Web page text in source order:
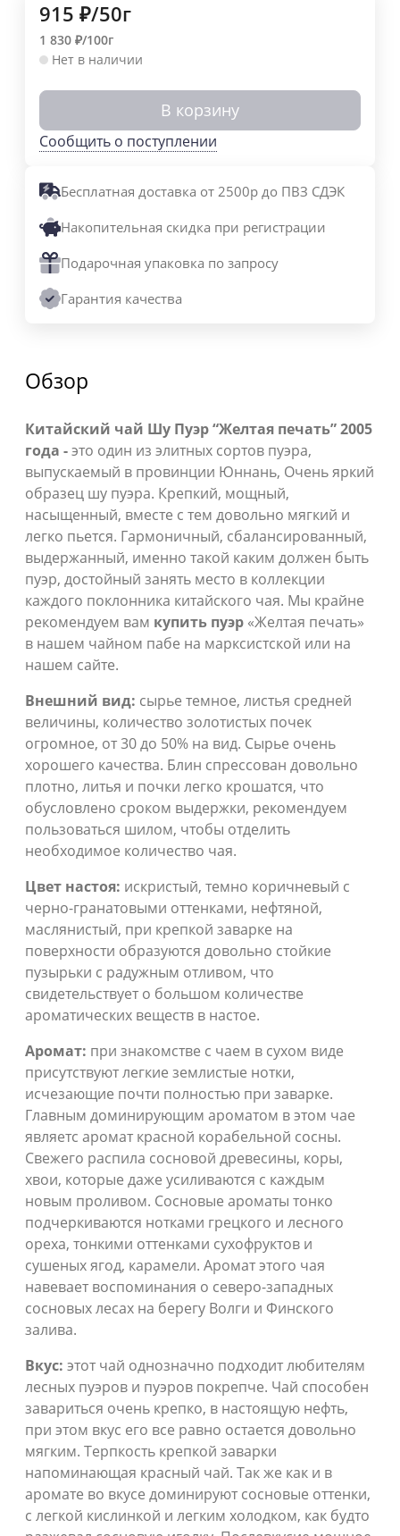
915 ₽/50г
1 830 ₽/100г
Нет в наличии
В корзину
Сообщить о поступлении
Бесплатная доставка от 2500р до ПВЗ СДЭК
Накопительная скидка при регистрации
Подарочная упаковка по запросу
Гарантия качества
Обзор
Китайский чай Шу Пуэр “Желтая печать” 2005
года -это один из элитных сортов пуэра,
выпускаемый в провинции Юннань, Очень яркий
образец шу пуэра. Крепкий, мощный,
насыщенный, вместе с тем довольно мягкий и
легко пьется. Гармоничный, сбалансированный,
выдержанный, именно такой каким должен быть
пуэр, достойный занять место в коллекции
каждого поклонника китайского чая. Мы крайне
рекомендуем вам купить пуэр «Желтая печать»
в нашем чайном пабе на марксистской или на
нашем сайте.
Внешний вид: сырье темное, листья средней
величины, количество золотистых почек
огромное, от 30 до 50% на вид. Сырье очень
хорошего качества. Блин спрессован довольно
плотно, литья и почки легко крошатся, что
обусловлено сроком выдержки, рекомендуем
пользоваться шилом, чтобы отделить
необходимое количество чая.
Цвет настоя: искристый, темно коричневый с
черно-гранатовыми оттенками, нефтяной,
маслянистый, при крепкой заварке на
поверхности образуются довольно стойкие
пузырьки с радужным отливом, что
свидетельствует о большом количестве
ароматических веществ в настое.
Аромат: при знакомстве с чаем в сухом виде
присутствуют легкие землистые нотки,
исчезающие почти полностью при заварке.
Главным доминирующим ароматом в этом чае
являетс аромат красной корабельной сосны.
Свежего распила сосновой древесины, коры,
хвои, которые даже усиливаются с каждым
новым проливом. Сосновые ароматы тонко
подчеркиваются нотками грецкого и лесного
ореха, тонкими оттенками сухофруктов и
сушеных ягод, карамели. Аромат этого чая
навевает воспоминания о северо-западных
сосновых лесах на берегу Волги и Финского
залива.
Вкус: этот чай однозначно подходит любителям
лесных пуэров и пуэров покрепче. Чай способен
завариться очень крепко, в настоящую нефть,
при этом вкус его все равно остается довольно
мягким. Терпкость крепкой заварки
напоминающая красный чай. Так же как и в
аромате во вкусе доминируют сосновые оттенки,
с легкой кислинкой и легким холодком, как будто